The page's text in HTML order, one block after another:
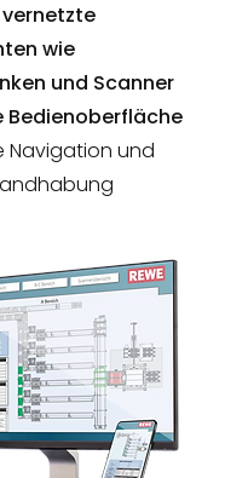
wie
und Scanner
Bedienoberfläche
Navigation und